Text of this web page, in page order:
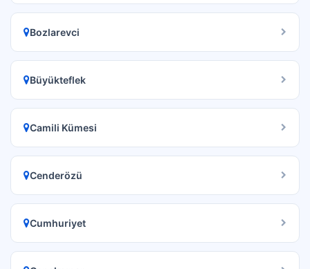
Bozlarevci
Büyükteflek
Camili Kümesi
Cenderözü
Cumhuriyet